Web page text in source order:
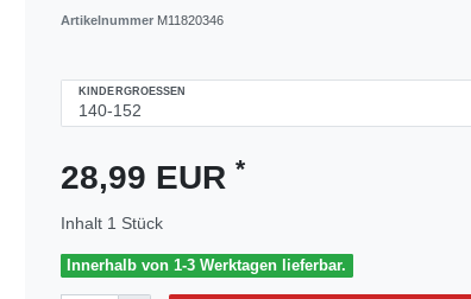
Artikelnummer M11820346
KINDERGROESSEN
28,99 EUR *
Inhalt 1 Stück
Innerhalb von 1-3 Werktagen lieferbar.